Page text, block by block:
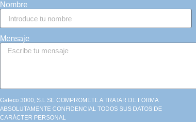
Nombre
Mensaje
Gateco 3000, S.L SE COMPROMETE A TRATAR DE FORMA
ABSOLUTAMENTE CONFIDENCIAL TODOS SUS DATOS DE
CARÁCTER PERSONAL